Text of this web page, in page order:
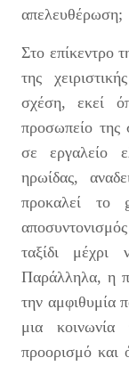
απελευθέρωση;
Στο επίκεντρο
της
σχέση, εκεί
προσωπείο της
σε εργαλείο
ηρωίδας,
προκαλεί το
ταξίδι
Παράλληλα, η
την αμφιθυμία
μια
προορισμό και